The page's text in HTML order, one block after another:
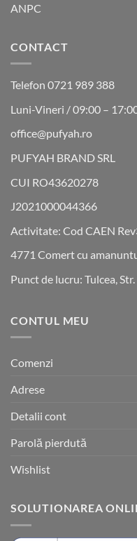
ANPC
CONTACT
Telefon 0721 989 388
Luni-Vineri / 09:00 –
office@pufyah.ro
PUFYAH BRAND SRL
CUI RO43620278
J2021000044366
Activitate: Cod CAEN
4771 Comert cu
Punct de lucru: Tulcea,
CONTUL MEU
Comenzi
Adrese
Detalii cont
Parolă pierdută
Wishlist
SOLUTIONAREA